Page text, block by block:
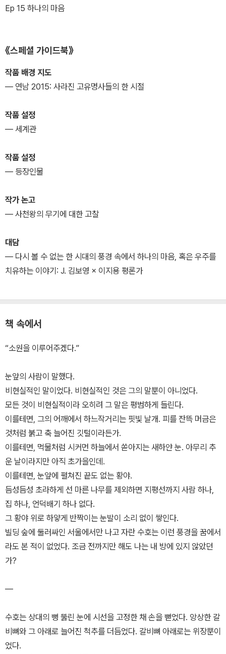
Ep 15 하나의 마음
《스페셜 가이드북》
작품 배경 지도
― 연남 2015: 사라진 고유명사들의 한 시절
작품 설정
― 세계관
작품 설정
― 등장인물
작가 논고
― 사천왕의 무기에 대한 고찰
대담
― 다시 볼 수 없는 한 시대의 풍경 속에서 하나의 마음, 혹은 우주를
치유하는 이야기: J. 김보영 × 이지용 평론가
책 속에서
“소원을 이루어주겠다.”
눈앞의 사람이 말했다.
비현실적인 말이었다. 비현실적인 것은 그의 말뿐이 아니었다.
모든 것이 비현실적이라 오히려 그 말은 평범하게 들린다.
이를테면, 그의 어깨에서 하느작거리는 핏빛 날개. 피를 잔뜩 머금은
것처럼 붉고 축 늘어진 깃털이라든가.
이를테면, 먹물처럼 시커먼 하늘에서 쏟아지는 새하얀 눈. 아무리 추
운 날이라지만 아직 초가을인데.
이를테면, 눈앞에 펼쳐진 끝도 없는 황야.
듬성듬성 초라하게 선 마른 나무를 제외하면 지평선까지 사람 하나,
집 하나, 언덕배기 하나 없다.
그 황야 위로 하얗게 반짝이는 눈발이 소리 없이 쌓인다.
빌딩 숲에 둘러싸인 서울에서만 나고 자란 수호는 이런 풍경을 꿈에서
라도 본 적이 없었다. 조금 전까지만 해도 나는 내 방에 있지 않았던
가?
―
수호는 상대의 뻥 뚫린 눈에 시선을 고정한 채 손을 뻗었다. 앙상한 갈
비뼈와 그 아래로 늘어진 척추를 더듬었다. 갈비뼈 아래로는 위장뿐이
었다.